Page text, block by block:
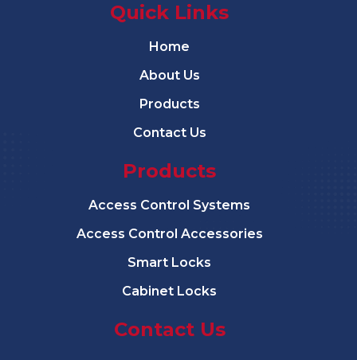
Quick Links
Home
About Us
Products
Contact Us
Products
Access Control Systems
Access Control Accessories
Smart Locks
Cabinet Locks
Contact Us